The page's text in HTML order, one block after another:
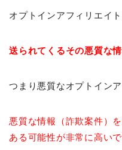
オプトインアフィリエイ
送られてくるその悪質な
つまり悪質なオプトイン
悪質な情報（詐欺案件）
ある可能性が非常に高いで